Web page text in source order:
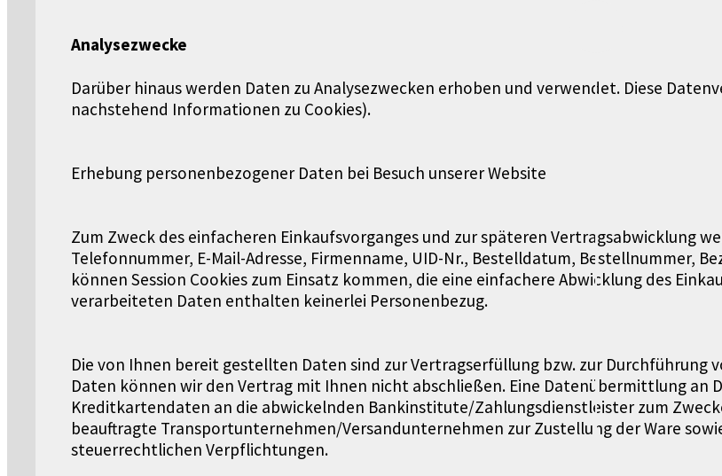
Analysezwecke
Darüber hinaus werden Daten zu Analysezwecken erhoben und verwendet. Diese
nachstehend Informationen zu Cookies).
Erhebung personenbezogener Daten bei Besuch unserer Website
Zum Zweck des einfacheren Einkaufsvorganges und zur späteren Vertragsabwicklung
Telefonnummer, E-Mail-Adresse, Firmenname, UID-Nr., Bestelldatum, Bestellnummer,
können Session Cookies zum Einsatz kommen, die eine einfachere Abwicklung des
verarbeiteten Daten enthalten keinerlei Personenbezug.
Die von Ihnen bereit gestellten Daten sind zur Vertragserfüllung bzw. zur
Daten können wir den Vertrag mit Ihnen nicht abschließen. Eine Datenübermittlung
Kreditkartendaten an die abwickelnden Bankinstitute/Zahlungsdienstleister zum
beauftragte Transportunternehmen/Versandunternehmen zur Zustellung der Ware
steuerrechtlichen Verpflichtungen.